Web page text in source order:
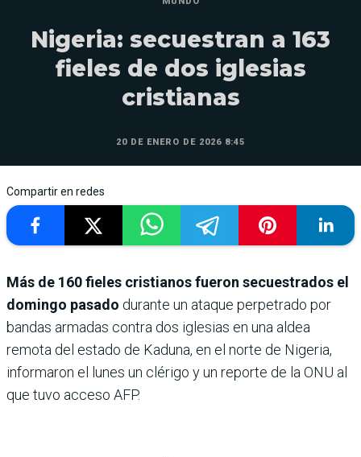
Nigeria: secuestran a 163
fieles de dos iglesias
cristianas
20 DE ENERO DE 2026 8:45
Compartir en redes
Más de 160 fieles cristianos fueron secuestrados el
domingo pasado durante un ataque perpetrado por
bandas armadas contra dos iglesias en una aldea
remota del estado de Kaduna, en el norte de Nigeria,
informaron el lunes un clérigo y un reporte de la ONU al
que tuvo acceso AFP.